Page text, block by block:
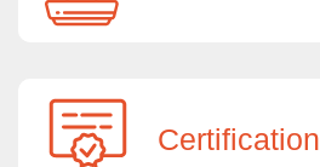
Certification